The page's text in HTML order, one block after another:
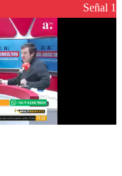
garantizar un
Señal 1